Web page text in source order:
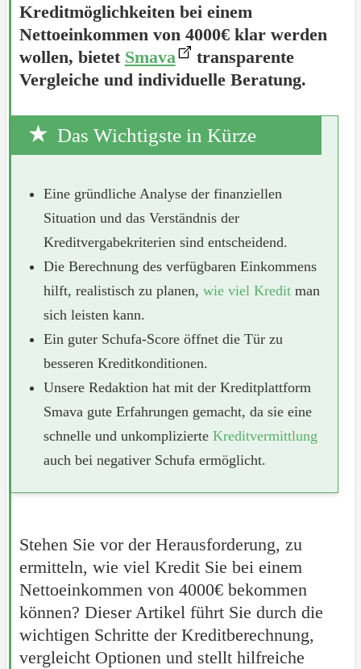
Kreditmöglichkeiten bei einem
Nettoeinkommen von 4000€ klar werden
wollen, bietet Smava
transparente
Vergleiche und individuelle Beratung.
Das Wichtigste in Kürze
Eine gründliche Analyse der finanziellen
Situation und das Verständnis der
Kreditvergabekriterien sind entscheidend.
Die Berechnung des verfügbaren Einkommens
hilft, realistisch zu planen, wie viel Kreditman
sich leisten kann.
Ein guter Schufa-Score öffnet die Tür zu
besseren Kreditkonditionen.
Unsere Redaktion hat mit der Kreditplattform
Smava gute Erfahrungen gemacht, da sie eine
schnelle und unkomplizierte Kreditvermittlung
auch bei negativer Schufa ermöglicht.
Stehen Sie vor der Herausforderung, zu
ermitteln, wie viel Kredit Sie bei einem
Nettoeinkommen von 4000€ bekommen
können? Dieser Artikel führt Sie durch die
wichtigen Schritte der Kreditberechnung,
vergleicht Optionen und stellt hilfreiche